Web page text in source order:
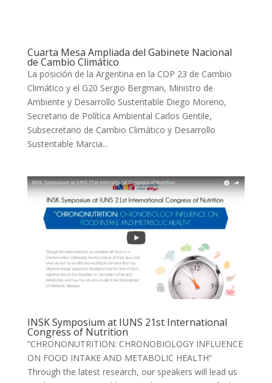
Cuarta Mesa Ampliada del Gabinete Nacional
de Cambio Climático
La posición de la Argentina en la COP 23 de Cambio
Climático y el G20 Sergio Bergman, Ministro de
Ambiente y Desarrollo Sustentable Diego Moreno,
Secretario de Política Ambiental Carlos Gentile,
Subsecretario de Cambio Climático y Desarrollo
Sustentable Marcia...
INSK Symposium at IUNS 21st International
Congress of Nutrition
“CHRONONUTRITION: CHRONOBIOLOGY INFLUENCE
ON FOOD INTAKE AND METABOLIC HEALTH”
Through the latest research, our speakers will lead us